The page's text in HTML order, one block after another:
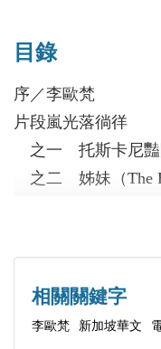
文系畢業，她最心
一定看的出「王氏
構，時而流暢時而
誦的戲劇性。《背
人翁的「聲口」，
主角絕非虛構，就
和她的丈夫，我們
們夫婦很談得來，
目錄
序／李歐梵
片段嵐光落徜徉
之一 托斯卡尼豔陽
之二 姊妹（The
之三 美國往事（
聽那呼喊 女人香（
相關關鍵字
李歐梵 新加坡華文